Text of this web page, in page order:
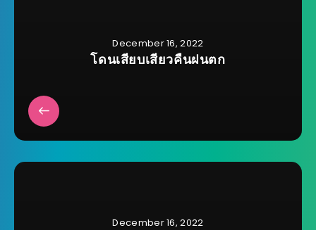
December 16, 2022
โดนเสียบเสียวคืนฝนตก
December 16, 2022